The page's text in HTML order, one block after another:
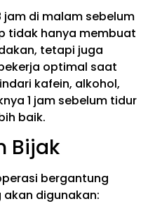
jam di malam sebelum
tidak hanya membuat
tetapi juga
optimal saat
kafein, alkohol,
1 jam sebelum tidur
baik.
Bijak
bergantung
digunakan: